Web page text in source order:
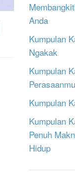
Anda
Kumpulan
Ngakak
Kumpulan
Kumpulan
Kumpulan
Penuh
Hidup